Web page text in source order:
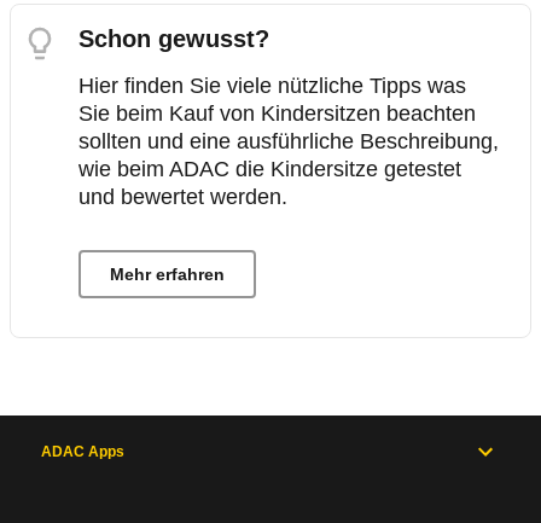
Schon gewusst?
Hier finden Sie viele nützliche Tipps was
Sie beim Kauf von Kindersitzen beachten
sollten und eine ausführliche Beschreibung,
wie beim ADAC die Kindersitze getestet
und bewertet werden.
Mehr erfahren
ADAC Apps